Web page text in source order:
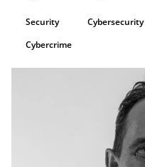
Security Cybersecurity
Cybercrime